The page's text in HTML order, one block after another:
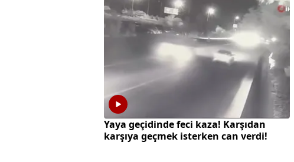
Yaya geçidinde feci kaza! Karşıdan
karşıya geçmek isterken can verdi!